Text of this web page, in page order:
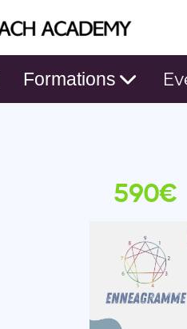
Formations
590€